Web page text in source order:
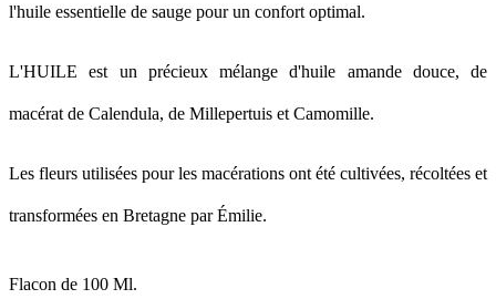
l'huile essentielle de sauge pour un confort optimal.
L'HUILE est un précieux mélange d'huile amande douce, de
macérat de Calendula, de Millepertuis et Camomille.
Les fleurs utilisées pour les macérations ont été cultivées, récoltées et
transformées en Bretagne par Émilie.
Flacon de 100 Ml.